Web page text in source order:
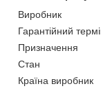
Виробник
Гарантійний
Призначення
Стан
Країна виробник